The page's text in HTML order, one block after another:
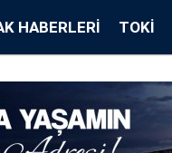
HABERLERI TOKİ